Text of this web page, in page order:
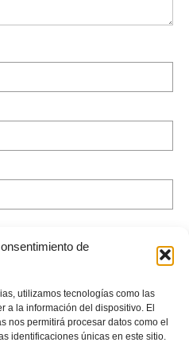
de
utilizamos tecnologías como las
a la información del dispositivo. El
nos permitirá procesar datos como el
identificaciones únicas en este sitio.